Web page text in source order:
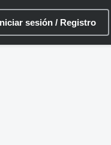
sesión / Registro